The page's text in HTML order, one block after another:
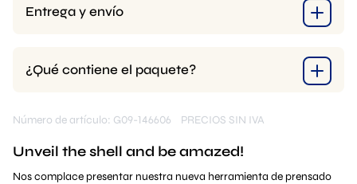
Entrega y envío
¿Qué contiene el paquete?
Número de artículo: G09-146606 PRECIOS SIN IVA
Unveil the shell and be amazed!
Nos complace presentar nuestra nueva herramienta de prensado